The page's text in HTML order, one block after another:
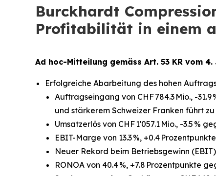
Burckhardt
Profitabilität in einem
Ad hoc-Mitteilung gemäss Art. 53 KR vom 4.
Erfolgreiche Abarbeitung des hohen
Auftragseingang von CHF 784.3 Mio., -
und stärkerem Schweizer Franken führt
Umsatzerlös von CHF 1'057.1 Mio., -3.5 %
EBIT-Marge von 13.3 %, +0.4 Prozentpunkte
Neuer Rekord beim Betriebsgewinn (EBIT)
RONOA von 40.4 %, +7.8 Prozentpunkte